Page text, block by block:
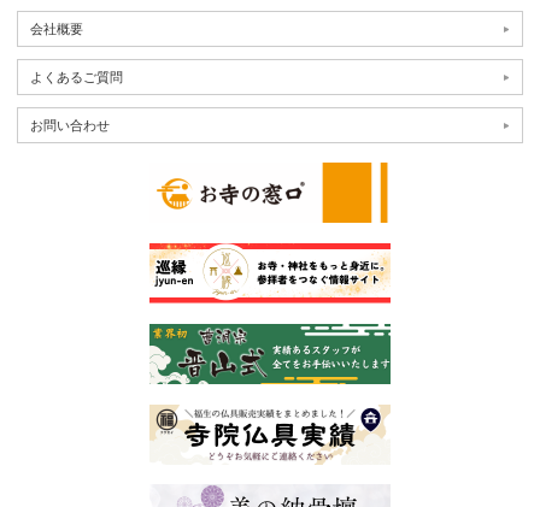
会社概要
よくあるご質問
お問い合わせ